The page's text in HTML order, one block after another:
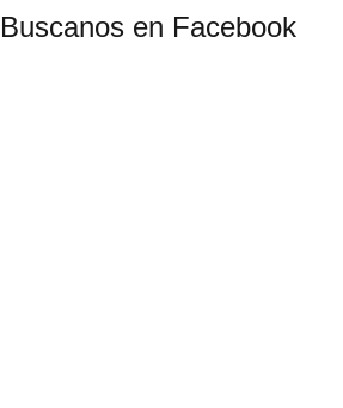
Buscanos en Facebook